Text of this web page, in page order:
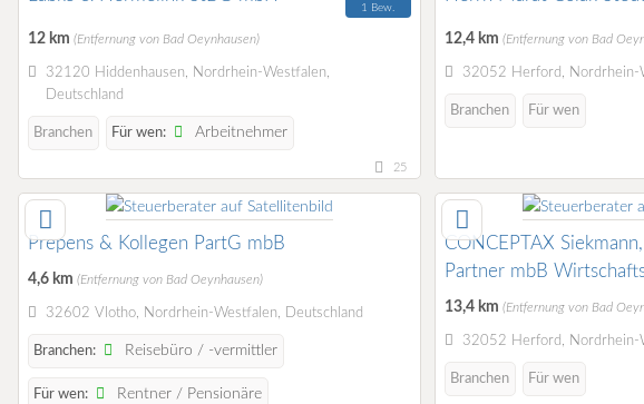
1 Bew.
12 km (Entfernung von Bad Oeynhausen)
32120 Hiddenhausen, Nordrhein-Westfalen,
Deutschland
Branchen Für wen: Arbeitnehmer
25
12,4 km (Entfernung von Bad
32052 Herford, Nordrhein-
Branchen Für wen
Prepens & Kollegen PartG mbB
4,6 km (Entfernung von Bad Oeynhausen)
32602 Vlotho, Nordrhein-Westfalen, Deutschland
Branchen: Reisebüro / -vermittler
Für wen: Rentner / Pensionäre
CONCEPTAX
Partner mbB
Steuerberater
13,4 km (Entfernung von Bad
32052 Herford, Nordrhein-
Branchen Für wen